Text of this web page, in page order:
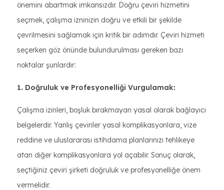
önemini abartmak imkansızdır. Doğru çeviri hizmetini
seçmek, çalışma izninizin doğru ve etkili bir şekilde
çevrilmesini sağlamak için kritik bir adımdır. Çeviri hizmeti
seçerken göz önünde bulundurulması gereken bazı
noktalar şunlardır:
1. Doğruluk ve Profesyonelliği Vurgulamak:
Çalışma izinleri, boşluk bırakmayan yasal olarak bağlayıcı
belgelerdir. Yanlış çeviriler yasal komplikasyonlara, vize
reddine ve uluslararası istihdama planlarınızı tehlikeye
atan diğer komplikasyonlara yol açabilir. Sonuç olarak,
seçtiğiniz çeviri şirketi doğruluk ve profesyonelliğe önem
vermelidir.